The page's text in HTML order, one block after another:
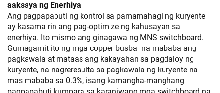
aaksaya ng Enerhiya
Ang pagpapabuti ng kontrol sa pamamahagi ng kuryente
ay kasama rin ang pag-optimize ng kahusayan sa
enerhiya. Ito mismo ang ginagawa ng MNS switchboard.
Gumagamit ito ng mga copper busbar na mababa ang
pagkawala at mataas ang kakayahan sa pagdaloy ng
kuryente, na nagreresulta sa pagkawala ng kuryente na
mas mababa sa 0.3%, isang kamangha-manghang